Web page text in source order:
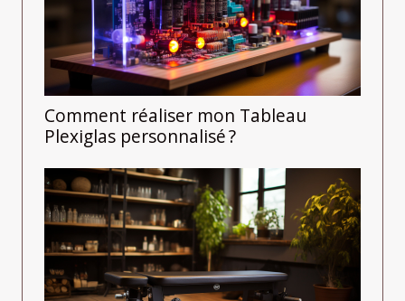
Comment réaliser mon Tableau
Plexiglas personnalisé ?